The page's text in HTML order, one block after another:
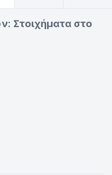
Στοιχήματα στο